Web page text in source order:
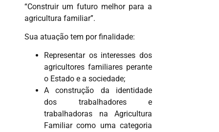
“Construir um futuro melhor para a
agricultura familiar”.
Sua atuação tem por finalidade:
Representar os interesses dos
agricultores familiares perante
o Estado e a sociedade;
A construção da identidade
dos trabalhadores e
trabalhadoras na Agricultura
Familiar como uma categoria